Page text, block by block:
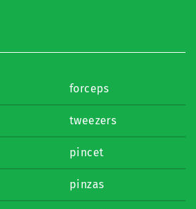
forceps
tweezers
pincet
pinzas